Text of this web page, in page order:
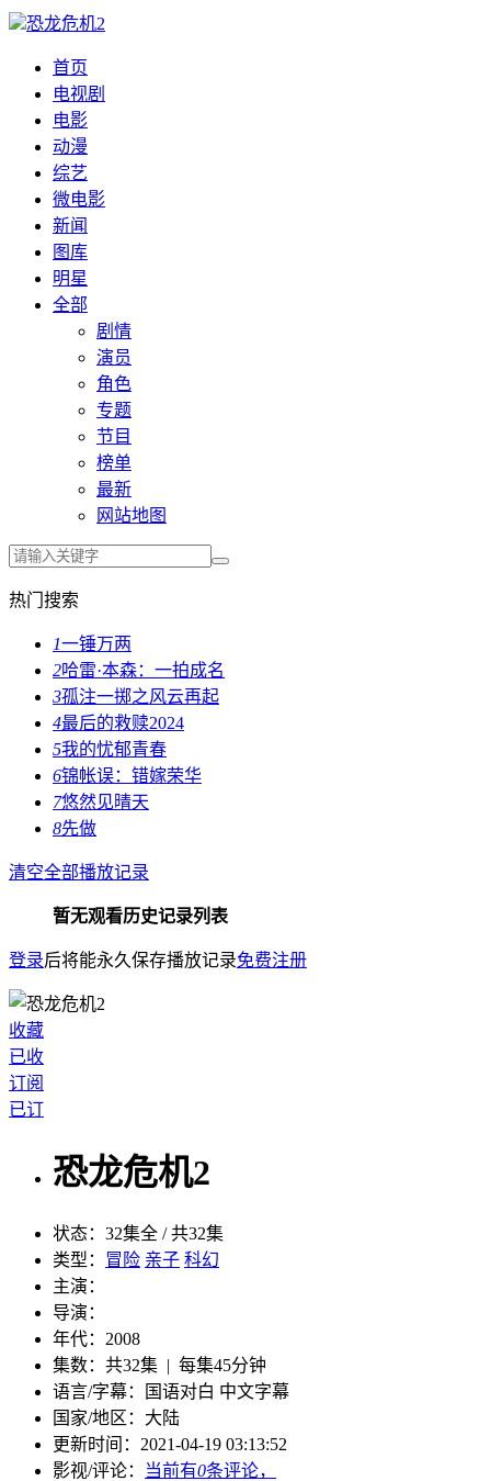
恐龙危机2
首页
电视剧
电影
动漫
综艺
微电影
新闻
图库
明星
全部
剧情
演员
角色
专题
节目
榜单
最新
网站地图
热门搜索
1一锤万两
2哈雷·本森：一拍成名
3孤注一掷之风云再起
4最后的救赎2024
5我的忧郁青春
6锦帐误：错嫁荣华
7悠然见晴天
8先做
清空全部播放记录
暂无观看历史记录列表
登录后将能永久保存播放记录免费注册
收藏
已收
订阅
已订
恐龙危机2
状态： 32集全 / 共32集
类型： 冒险 亲子 科幻
主演：
导演：
年代： 2008
集数： 共32集 | 每集45分钟
语言/字幕：
国语对白 中文字幕
国家/地区： 大陆
更新时间： 2021-04-19 03:13:52
影视/评论：
当前有0条评论，